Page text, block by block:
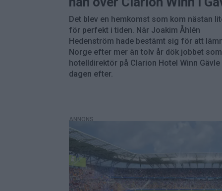
Det blev en hemkomst som kom nästan
för perfekt i tiden. När Joakim Åhlén
Hedenström hade bestämt sig för att
Norge efter mer än tolv år dök jobbet som
hotelldirektör på Clarion Hotel Winn Gävle
dagen efter.
ANNONS